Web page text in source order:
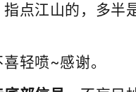
点江山的，多半
轻喷~感谢。